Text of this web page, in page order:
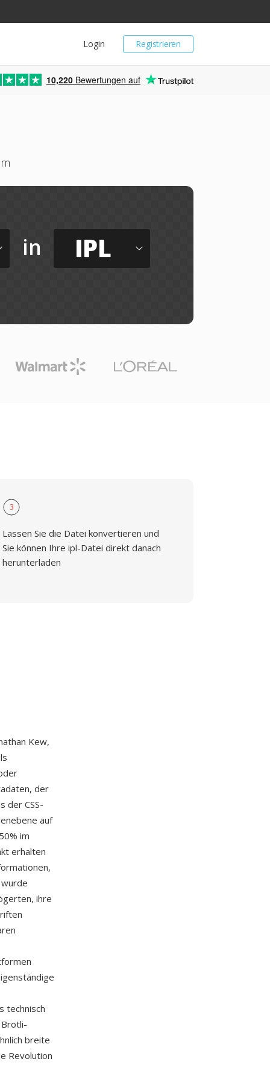
Registrieren
Login
10,220 Bewertungen auf
in IPL
3
Lassen Sie die Datei konvertieren und
Sie können Ihre ipl-Datei direkt danach
herunterladen
Kew,
der
der CSS-
auf
im
erhalten
ihre
technisch
breite
Revolution